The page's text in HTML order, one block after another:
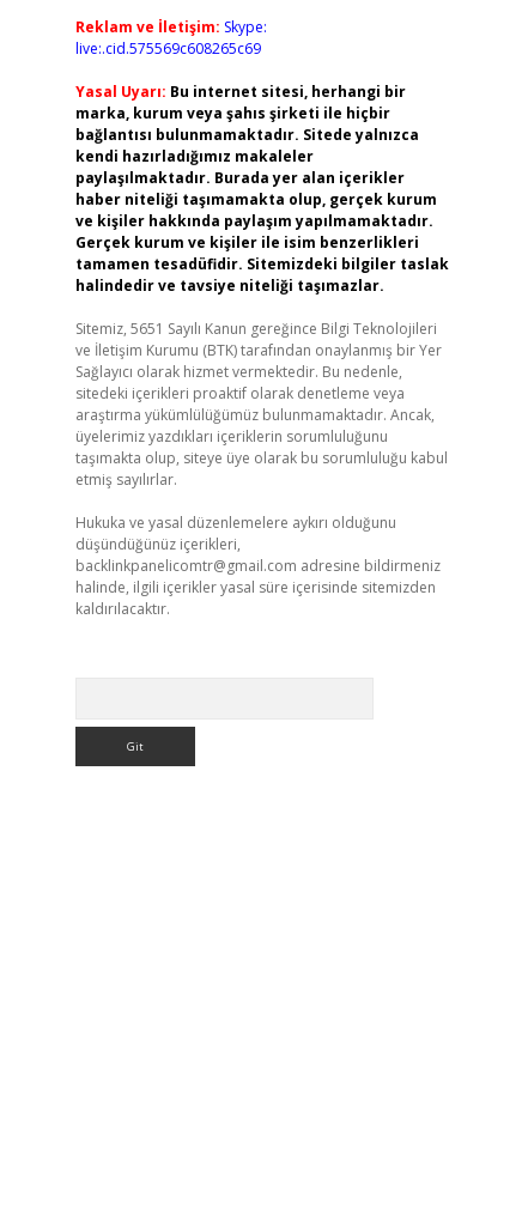
Reklam ve İletişim: Skype:
live:.cid.575569c608265c69
Yasal Uyarı: Bu internet sitesi, herhangi bir
marka, kurum veya şahıs şirketi ile hiçbir
bağlantısı bulunmamaktadır. Sitede yalnızca
kendi hazırladığımız makaleler
paylaşılmaktadır. Burada yer alan içerikler
haber niteliği taşımamakta olup, gerçek kurum
ve kişiler hakkında paylaşım yapılmamaktadır.
Gerçek kurum ve kişiler ile isim benzerlikleri
tamamen tesadüfidir. Sitemizdeki bilgiler taslak
halindedir ve tavsiye niteliği taşımazlar.
Sitemiz, 5651 Sayılı Kanun gereğince Bilgi Teknolojileri
ve İletişim Kurumu (BTK) tarafından onaylanmış bir Yer
Sağlayıcı olarak hizmet vermektedir. Bu nedenle,
sitedeki içerikleri proaktif olarak denetleme veya
araştırma yükümlülüğümüz bulunmamaktadır. Ancak,
üyelerimiz yazdıkları içeriklerin sorumluluğunu
taşımakta olup, siteye üye olarak bu sorumluluğu kabul
etmiş sayılırlar.
Hukuka ve yasal düzenlemelere aykırı olduğunu
düşündüğünüz içerikleri,
backlinkpanelicomtr@gmail.com adresine bildirmeniz
halinde, ilgili içerikler yasal süre içerisinde sitemizden
kaldırılacaktır.